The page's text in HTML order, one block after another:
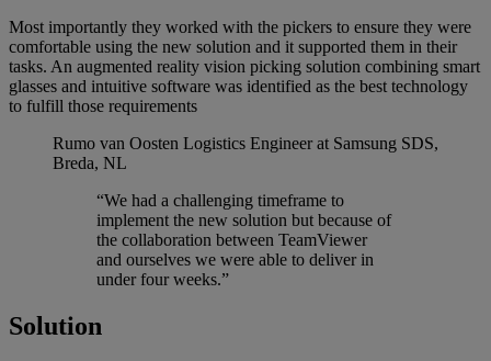
Most importantly they worked with the pickers to ensure they were
comfortable using the new solution and it supported them in their
tasks. An augmented reality vision picking solution combining smart
glasses and intuitive software was identified as the best technology
to fulfill those requirements
Rumo van Oosten Logistics Engineer at Samsung SDS,
Breda, NL
“We had a challenging timeframe to
implement the new solution but because of
the collaboration between TeamViewer
and ourselves we were able to deliver in
under four weeks.”
Solution